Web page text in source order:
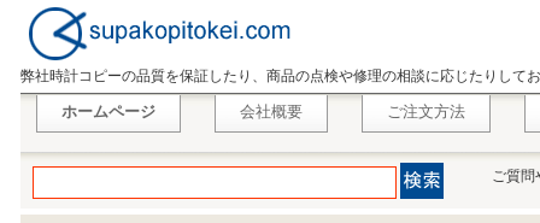
弊社時計コピーの品質を保証したり、商品の点検や修理の相談に応じたりして
ホームページ 会社概要 ご注文方法
ご質問